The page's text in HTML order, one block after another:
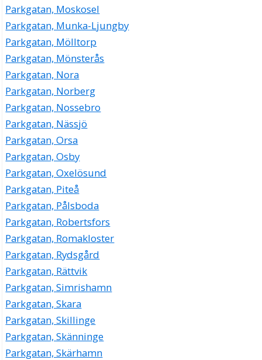
Parkgatan, Moskosel
Parkgatan, Munka-Ljungby
Parkgatan, Mölltorp
Parkgatan, Mönsterås
Parkgatan, Nora
Parkgatan, Norberg
Parkgatan, Nossebro
Parkgatan, Nässjö
Parkgatan, Orsa
Parkgatan, Osby
Parkgatan, Oxelösund
Parkgatan, Piteå
Parkgatan, Pålsboda
Parkgatan, Robertsfors
Parkgatan, Romakloster
Parkgatan, Rydsgård
Parkgatan, Rättvik
Parkgatan, Simrishamn
Parkgatan, Skara
Parkgatan, Skillinge
Parkgatan, Skänninge
Parkgatan, Skärhamn